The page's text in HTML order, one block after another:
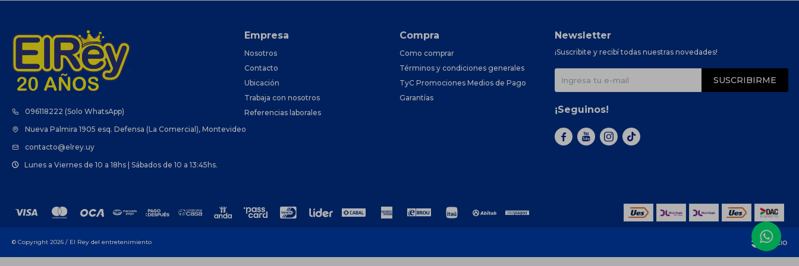
096118222 (Solo WhatsApp)
Nueva Palmira 1905 esq. Defensa (La Comercial), Montevideo
contacto@elrey.uy
Lunes a Viernes de 10 a 18hs | Sábados de 10 a 13:45hs.
Empresa
Nosotros
Contacto
Ubicación
Trabaja con nosotros
Referencias laborales
Compra
Como comprar
Términos y condiciones generales
TyC Promociones Medios de Pago
Garantías
Newsletter
¡Suscribite y recibí todas nuestras novedades!
SUSCRIBIRME
¡Seguinos!
  
© Copyright 2026 / El Rey del entretenimiento